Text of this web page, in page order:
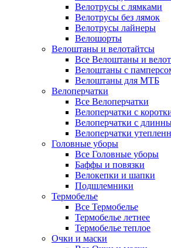
Велотрусы с лямками
Велотрусы без лямок
Велотрусы лайнеры
Велошорты
Велоштаны и велотайтсы
Все Велоштаны и
Велоштаны с
Велоштаны для МТБ
Велоперчатки
Все Велоперчатки
Велоперчатки с
Велоперчатки с
Велоперчатки
Головные уборы
Все Головные уборы
Баффы и повязки
Велокепки и шапки
Подшлемники
Термобелье
Все Термобелье
Термобелье летнее
Термобелье теплое
Очки и маски